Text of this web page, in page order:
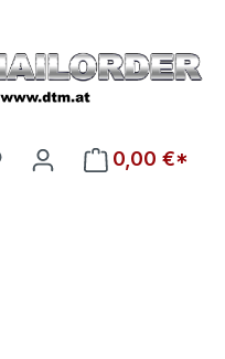
Du hast 0 Produkte auf
0,00 €*